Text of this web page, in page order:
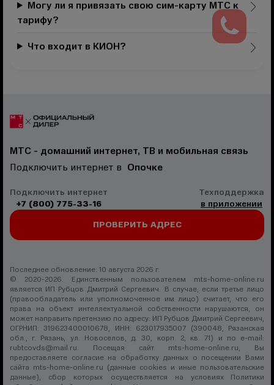
Могу ли я привязать свою сим-карту МТС к
тарифу?
Что входит в КИОН?
МТС - домашний интернет, ТВ и мобильная связь
Подключить интернет в Опочке
Подключить интернет
+7 (800) 775-33-16
Техподдержка
в приложении
ПРОВЕРИТЬ АДРЕС
Последнее обновление: 10 августа 2026 г.
© 2020-2026. Единственным пользователем mts-home-online.ru
является ИП Рубцов Дмитрий Сергеевич. В случае, если третье лицо
(правообладатель или уполномоченное им лицо) считает, что его
права на объект интеллектуальной собственности нарушаются, он
может направить претензию по адресу: ИП Рубцов Дмитрий Сергеевич,
ОГРНИП: 319623400010678, ИНН: 623017935007 (390048, Рязанская
обл., г. Рязань, ул. Новоселов, д. 30, корп. 2, кв. 71) и по e-mail:
rubtcovds@mail.ru. Посещая сайт mts-home-online.ru, Вы
предоставляете согласие на обработку данных о посещении Вами
сайта mts-home-online.ru (данные cookies и иные пользовательские
данные), сбор которых осуществляется на условиях Политики